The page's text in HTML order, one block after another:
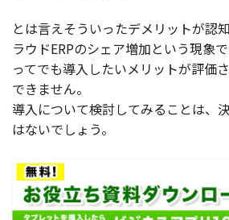
とは言えそういったデメリットが認
ラウドERPのシェア増加という現象
ってでも導入したいメリットが評価
できません。
導入について検討してみることは、
はないでしょう。